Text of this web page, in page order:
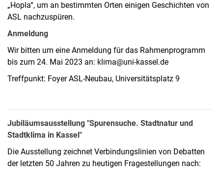
„Hopla“, um an bestimmten Orten einigen Geschichten von
ASL nachzuspüren.
Anmeldung
Wir bitten um eine Anmeldung für das Rahmenprogramm
bis zum 24. Mai 2023 an: klima@uni-kassel.de
Treffpunkt: Foyer ASL-Neubau, Universitätsplatz 9
Jubiläumsausstellung "Spurensuche. Stadtnatur und
Stadtklima in Kassel"
Die Ausstellung zeichnet Verbindungslinien von Debatten
der letzten 50 Jahren zu heutigen Fragestellungen nach: